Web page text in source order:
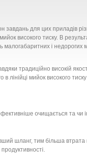
завдань для цих приладів
високого тиску. В
і недорогих
традиційно високій
лінійці мийок високого тиску
очищається та чи
шланг, тим більша втрата